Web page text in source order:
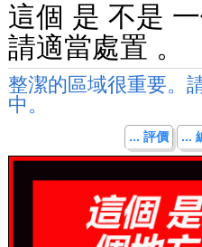
這個 是 不是 一
請適當處置 。
整潔的區域很重要。
中。
... 評價 ...